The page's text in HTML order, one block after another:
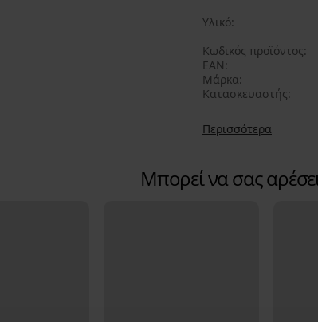
Υλικό
Κωδικός προϊόντος
EAN
Μάρκα
Κατασκευαστής
Περισσότερα
Μπορεί να σας